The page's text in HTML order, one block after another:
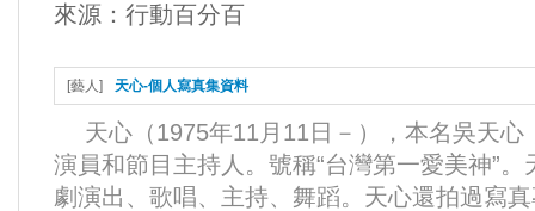
來源： 行動百分百
[藝人] 天心-個人寫真集資料
天心（1975年11月11日－），本名吳天
演員和節目主持人。號稱“台灣第一愛美神”
劇演出、歌唱、主持、舞蹈。天心還拍過寫